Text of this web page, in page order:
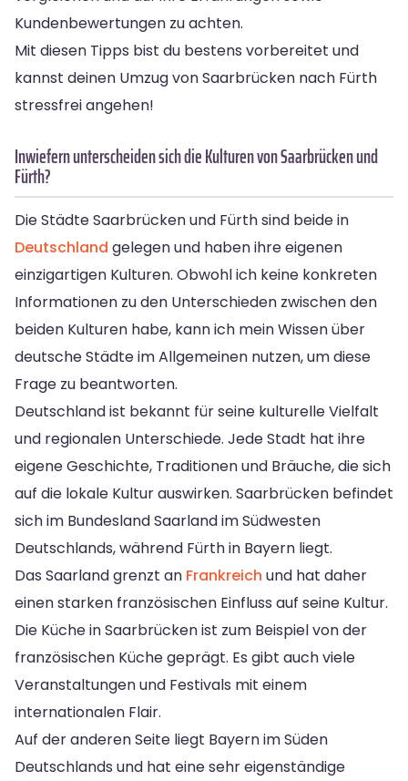
Kundenbewertungen zu achten.
Mit diesen Tipps bist du bestens vorbereitet und
kannst deinen Umzug von Saarbrücken nach Fürth
stressfrei angehen!
Inwiefern unterscheiden sich die Kulturen von Saarbrücken und
Fürth?
Die Städte Saarbrücken und Fürth sind beide in
Deutschland gelegen und haben ihre eigenen
einzigartigen Kulturen. Obwohl ich keine konkreten
Informationen zu den Unterschieden zwischen den
beiden Kulturen habe, kann ich mein Wissen über
deutsche Städte im Allgemeinen nutzen, um diese
Frage zu beantworten.
Deutschland ist bekannt für seine kulturelle Vielfalt
und regionalen Unterschiede. Jede Stadt hat ihre
eigene Geschichte, Traditionen und Bräuche, die sich
auf die lokale Kultur auswirken. Saarbrücken befindet
sich im Bundesland Saarland im Südwesten
Deutschlands, während Fürth in Bayern liegt.
Das Saarland grenzt an Frankreich und hat daher
einen starken französischen Einfluss auf seine Kultur.
Die Küche in Saarbrücken ist zum Beispiel von der
französischen Küche geprägt. Es gibt auch viele
Veranstaltungen und Festivals mit einem
internationalen Flair.
Auf der anderen Seite liegt Bayern im Süden
Deutschlands und hat eine sehr eigenständige